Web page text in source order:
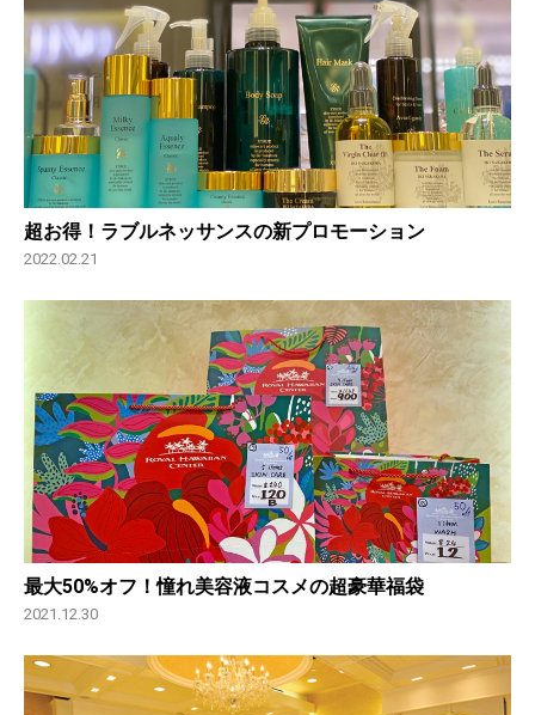
超お得！ラブルネッサンスの新プロモーション
2022.02.21
最大50%オフ！憧れ美容液コスメの超豪華福袋
2021.12.30